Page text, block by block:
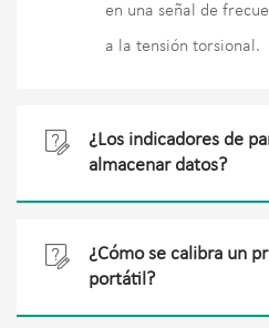
en una señal de
a la tensión torsional.

¿Los indicadores de
almacenar datos?

¿Cómo se calibra un
portátil?